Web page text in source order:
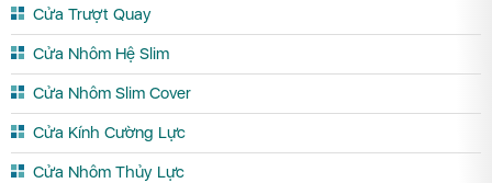
Cửa Nhôm PMA Đắk Nông
Cửa Nhôm PMA Đồng Nai
Cửa Nhôm PMA Gia Lai
Cửa Nhôm PMA Hà Nam
Cửa Nhôm PMA Hải Dương
Cửa Trượt Quay
Cửa Nhôm Hệ Slim
Cửa Nhôm Slim Cover
Cửa Kính Cường Lực
Cửa Nhôm Thủy Lực